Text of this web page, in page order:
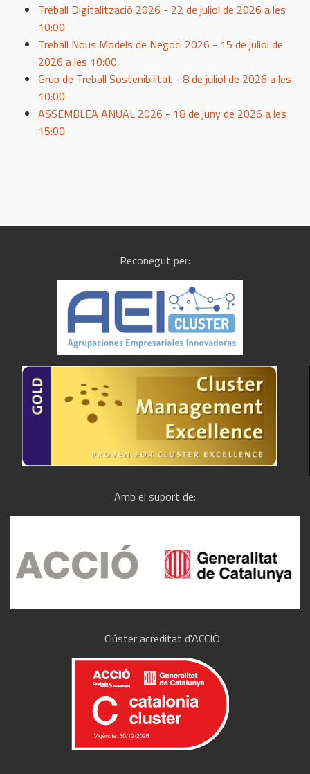
Treball Digitalització 2026 - 22 de juliol de 2026 a les
10:00
Treball Nous Models de Negoci 2026 - 15 de juliol de
2026 a les 10:00
Grup de Treball Sostenibilitat - 8 de juliol de 2026 a les
10:00
ASSEMBLEA ANUAL 2026 - 18 de juny de 2026 a les
15:00
Reconegut per:
Amb el suport de:
Clúster acreditat d'ACCIÓ